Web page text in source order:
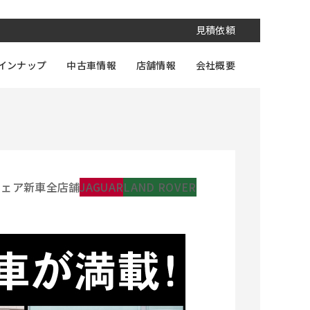
見積依頼
ンナップ 中古車情報 店舗情報 会社概要
ア新車全店舗JAGUARLAND ROVER